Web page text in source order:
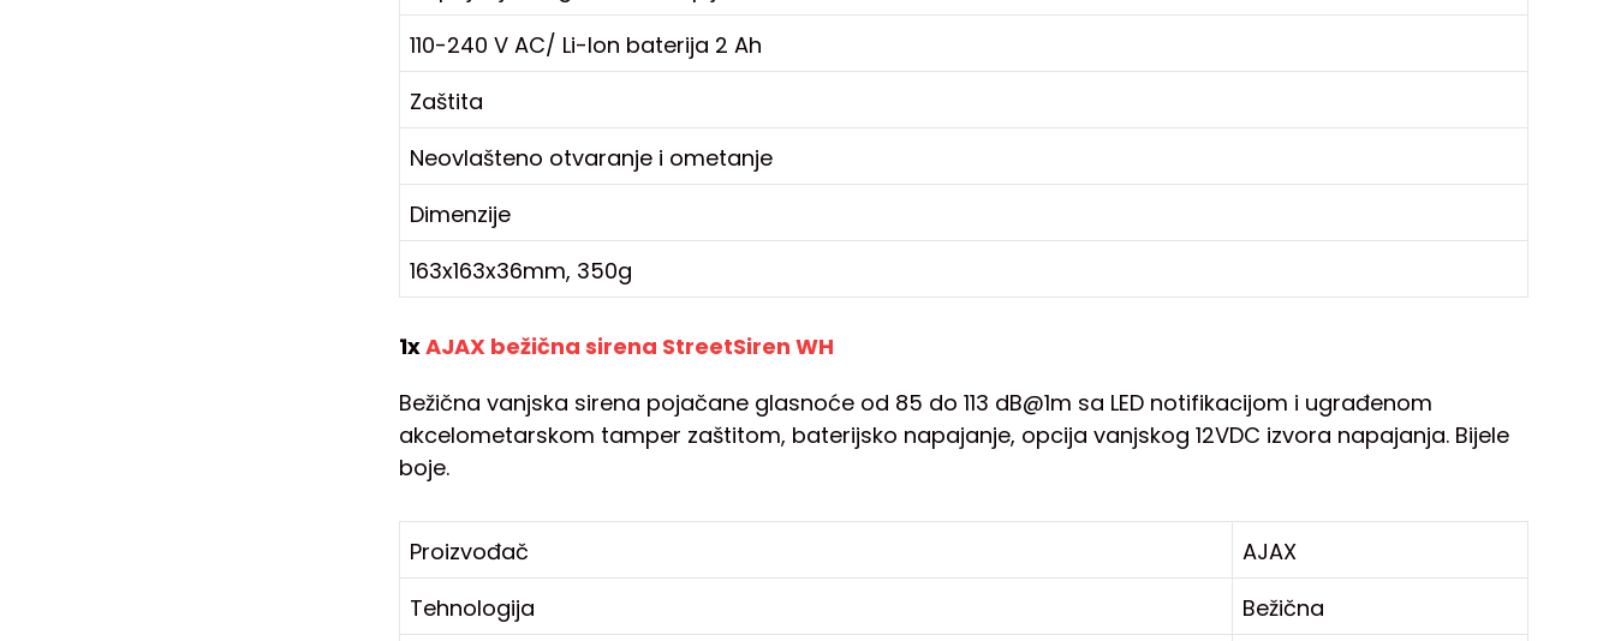
110-240 V AC/ Li-Ion baterija 2 Ah
Zaštita
Neovlašteno otvaranje i ometanje
Dimenzije
163x163x36mm, 350g
1xAJAX bežična sirena StreetSiren WH
Bežična vanjska sirena pojačane glasnoće od 85 do 113 dB@1m sa LED notifikacijom i ugrađenom
akcelometarskom tamper zaštitom, baterijsko napajanje, opcija vanjskog 12VDC izvora napajanja. Bijele
boje.
Proizvođač
AJAX
Tehnologija
Bežična